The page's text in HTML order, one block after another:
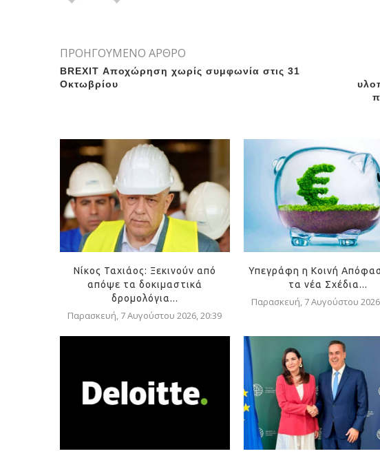
ΠΡΟΗΓΟΥΜΕΝΟ ΑΡΘΡΟ
BREXIT Αποχώρηση χωρίς συμφωνία στις 31
Οκτωβρίου
Νίκος Ταχιάος: Ξεκινούν από
απόψε τα δοκιμαστικά
δρομολόγια...
Παρασκευή, 7 Αυγούστου 2026, 20:39
Υπεγράφη η Κοινή
τα νέα Σχέδια...
Παρασκευή, 7 Αυγούστου